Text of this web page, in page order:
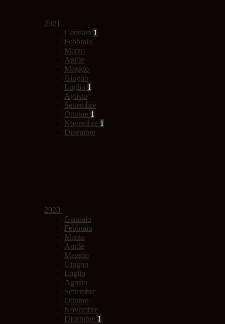
2021
Gennaio 1
Febbraio
Marzo
Aprile
Maggio
Giugno
Luglio 1
Agosto
Settembre
Ottobre 1
Novembre 1
Dicembre
2020
Gennaio
Febbraio
Marzo
Aprile
Maggio
Giugno
Luglio
Agosto
Settembre
Ottobre
Novembre
Dicembre 1